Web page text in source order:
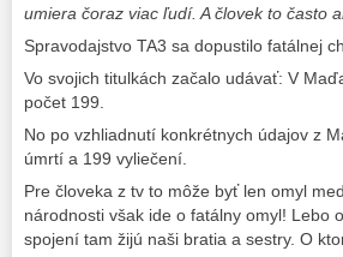
umiera čoraz viac ľudí. A človek to často
Spravodajstvo TA3 sa dopustilo fatálnej
Vo svojich titulkách začalo udávať: V
počet 199.
No po vzhliadnutí konkrétnych údajov z
úmrtí a 199 vyliečení.
Pre človeka z tv to môže byť len omyl
národnosti však ide o fatálny omyl! Lebo
spojení tam žijú naši bratia a sestry. O